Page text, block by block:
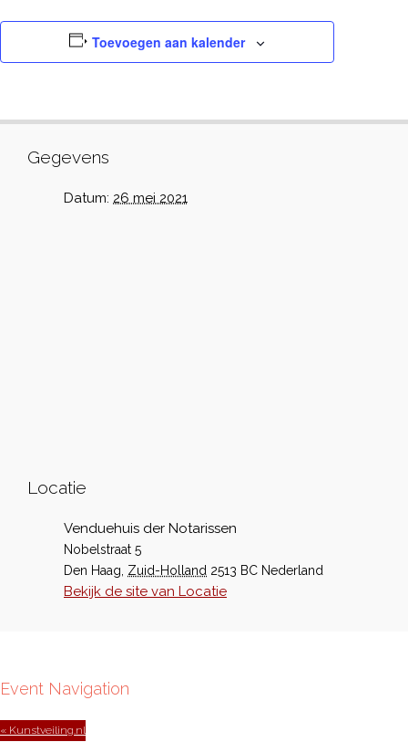
Toevoegen aan kalender
Gegevens
Datum: 26 mei 2021
Locatie
Venduehuis der Notarissen
Nobelstraat 5
Den Haag Zuid-Holland 2513 BC Nederland
Bekijk de site van Locatie
Event Navigation
« Kunstveiling.nl